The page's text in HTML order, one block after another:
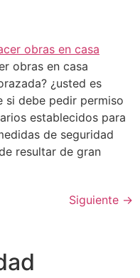
obras en casa
¿usted es
si debe pedir permiso
establecidos para
de seguridad
resultar de gran
Siguiente →